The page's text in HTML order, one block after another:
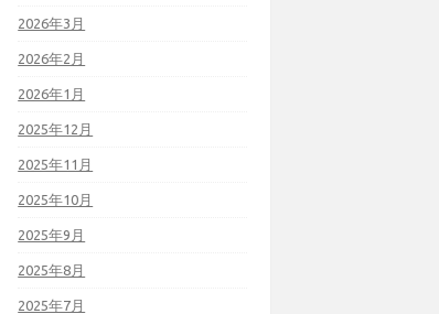
2026年3月
2026年2月
2026年1月
2025年12月
2025年11月
2025年10月
2025年9月
2025年8月
2025年7月